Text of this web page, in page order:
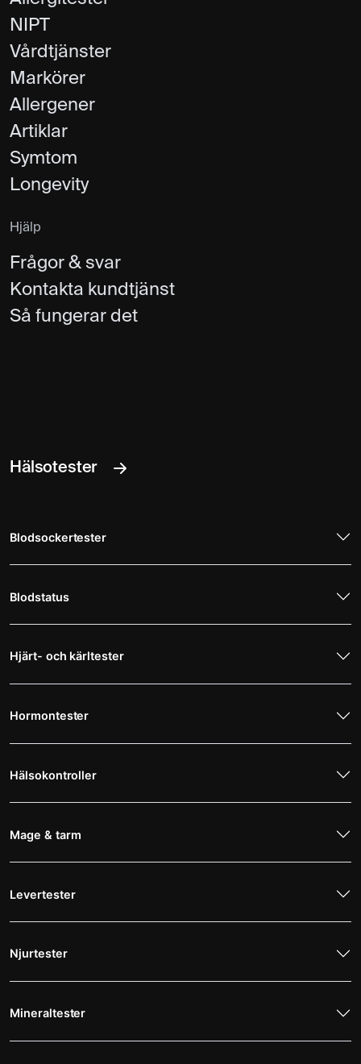
NIPT
Vårdtjänster
Markörer
Allergener
Artiklar
Symtom
Longevity
Hjälp
Frågor & svar
Kontakta kundtjänst
Så fungerar det
Hälsotester
Blodsockertester
Blodstatus
Hjärt- och kärltester
Hormontester
Hälsokontroller
Mage & tarm
Levertester
Njurtester
Mineraltester